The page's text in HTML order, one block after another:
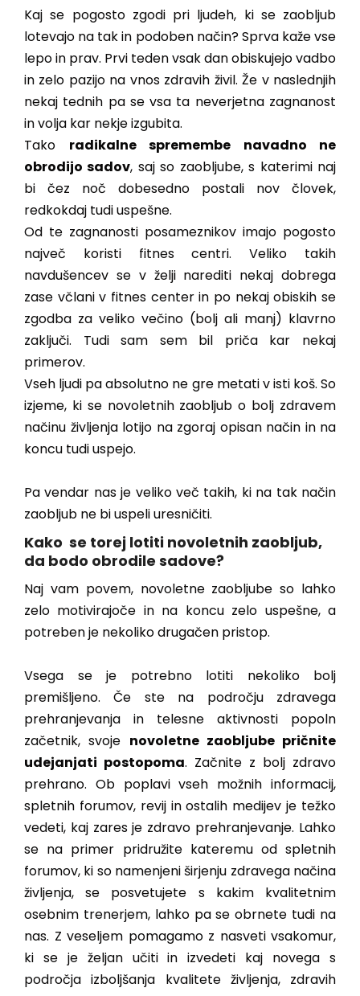
Kaj se pogosto zgodi pri ljudeh, ki se zaobljub
lotevajo na tak in podoben način? Sprva kaže vse
lepo in prav. Prvi teden vsak dan obiskujejo vadbo
in zelo pazijo na vnos zdravih živil. Že v naslednjih
nekaj tednih pa se vsa ta neverjetna zagnanost
in volja kar nekje izgubita.
Tako radikalne spremembe navadno ne
obrodijo sadov, saj so zaobljube, s katerimi naj
bi čez noč dobesedno postali nov človek,
redkokdaj tudi uspešne.
Od te zagnanosti posameznikov imajo pogosto
največ koristi fitnes centri. Veliko takih
navdušencev se v želji narediti nekaj dobrega
zase včlani v fitnes center in po nekaj obiskih se
zgodba za veliko večino (bolj ali manj) klavrno
zaključi. Tudi sam sem bil priča kar nekaj
primerov.
Vseh ljudi pa absolutno ne gre metati v isti koš. So
izjeme, ki se novoletnih zaobljub o bolj zdravem
načinu življenja lotijo na zgoraj opisan način in na
koncu tudi uspejo.
Pa vendar nas je veliko več takih, ki na tak način
zaobljub ne bi uspeli uresničiti.
Kako se torej lotiti novoletnih zaobljub,
da bodo obrodile sadove?
Naj vam povem, novoletne zaobljube so lahko
zelo motivirajoče in na koncu zelo uspešne, a
potreben je nekoliko drugačen pristop.
Vsega se je potrebno lotiti nekoliko bolj
premišljeno. Če ste na področju zdravega
prehranjevanja in telesne aktivnosti popoln
začetnik, svoje novoletne zaobljube pričnite
udejanjati postopoma. Začnite z bolj zdravo
prehrano. Ob poplavi vseh možnih informacij,
spletnih forumov, revij in ostalih medijev je težko
vedeti, kaj zares je zdravo prehranjevanje. Lahko
se na primer pridružite kateremu od spletnih
forumov, ki so namenjeni širjenju zdravega načina
življenja, se posvetujete s kakim kvalitetnim
osebnim trenerjem, lahko pa se obrnete tudi na
nas. Z veseljem pomagamo z nasveti vsakomur,
ki se je željan učiti in izvedeti kaj novega s
področja izboljšanja kvalitete življenja, zdravih